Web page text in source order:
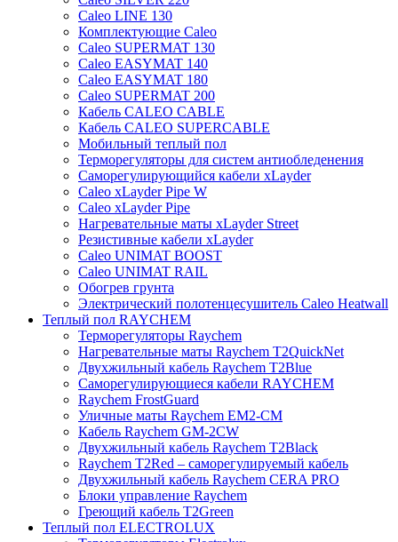
Caleo LINE 130
Комплектующие Caleo
Caleo SUPERMAT 130
Caleo EASYMAT 140
Caleo EASYMAT 180
Caleo SUPERMAT 200
Кабель CALEO CABLE
Кабель CALEO SUPERCABLE
Мобильный теплый пол
Терморегуляторы для систем антиобледенения
Саморегулирующийся кабели xLayder
Caleo xLayder Pipe W
Caleo xLayder Pipe
Нагревательные маты xLayder Street
Резистивные кабели xLayder
Caleo UNIMAT BOOST
Caleo UNIMAT RAIL
Обогрев грунта
Электрический полотенцесушитель Caleo Heatwall
Теплый пол RAYCHEM
Терморегуляторы Raychem
Нагревательные маты Raychem T2QuickNet
Двухжильный кабель Raychem T2Blue
Саморегулирующиеся кабели RAYCHEM
Raychem FrostGuard
Уличные маты Raychem EM2-CM
Кабель Raychem GM-2CW
Двухжильный кабель Raychem T2Black
Raychem T2Red – саморегулируемый кабель
Двухжильный кабель Raychem CERA PRO
Блоки управление Raychem
Греющий кабель T2Green
Теплый пол ELECTROLUX